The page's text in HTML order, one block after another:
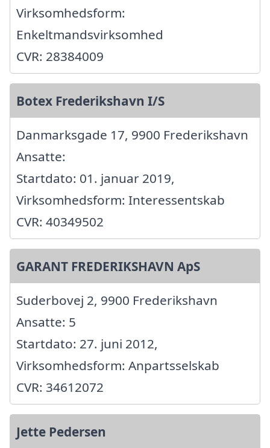
Virksomhedsform:
Enkeltmandsvirksomhed
CVR: 28384009
Botex Frederikshavn I/S
Danmarksgade 17, 9900 Frederikshavn
Ansatte:
Startdato: 01. januar 2019,
Virksomhedsform: Interessentskab
CVR: 40349502
GARANT FREDERIKSHAVN ApS
Suderbovej 2, 9900 Frederikshavn
Ansatte: 5
Startdato: 27. juni 2012,
Virksomhedsform: Anpartsselskab
CVR: 34612072
Jette Pedersen